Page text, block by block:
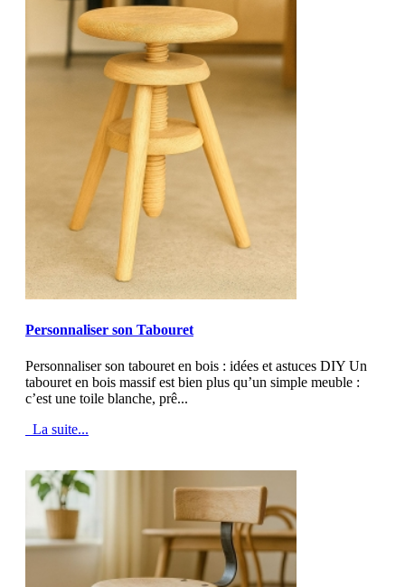
Personnaliser son Tabouret
Personnaliser son tabouret en bois : idées et astuces DIY Un
tabouret en bois massif est bien plus qu’un simple meuble :
c’est une toile blanche, prê...
La suite...